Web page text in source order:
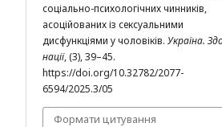
соціально-психологічних чинників,
асоційованих із сексуальними
дисфункціями у чоловіків. Україна.
нації, (3), 39–45.
https://doi.org/10.32782/2077-
6594/2025.3/05
Формати цитування